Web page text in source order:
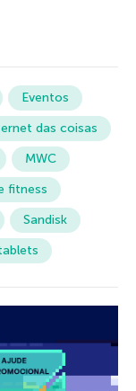
Eventos
das coisas
MWC
fitness
Sandisk